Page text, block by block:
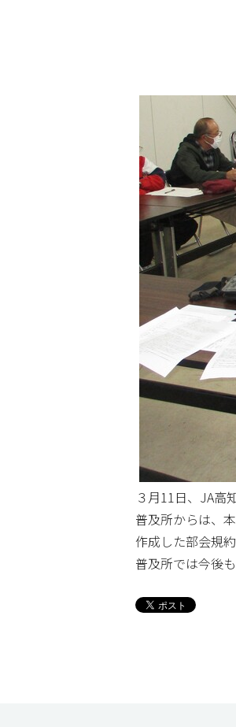
３月11日、JA高
普及所からは、
作成した部会規
普及所では今後